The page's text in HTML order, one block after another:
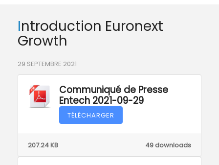
Introduction Euronext
Growth
29 SEPTEMBRE 2021
Communiqué de Presse
Entech 2021-09-29
TÉLÉCHARGER
49 downloads
207.24 KB